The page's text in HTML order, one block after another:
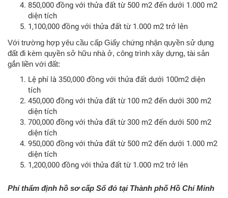
850,000 đồng với thửa đất từ 500 m2 đến dưới 1.000 m2
diện tích
1,100,000 đồng với thửa đất từ 1.000 m2 trở lên
Với trường hợp yêu cầu cấp Giấy chứng nhận quyền sử dụng
đất đi kèm quyền sở hữu nhà ở, công trình xây dựng, tài sản
gắn liền với đất:
Lệ phí là 350,000 đồng với thửa đất dưới 100m2 diện
tích
450,000 đồng với thửa đất từ 100 m2 đến dưới 300 m2
diện tích
700,000 đồng với thửa đất từ 300 m2 đến dưới 500 m2
diện tích
950,000 đồng với thửa đất từ 500 m2 đến dưới 1.000 m2
diện tích
1,200,000 đồng với thửa đất từ 1.000 m2 trở lên
Phí thẩm định hồ sơ cấp Sổ đỏ tại Thành phố Hồ Chí Minh